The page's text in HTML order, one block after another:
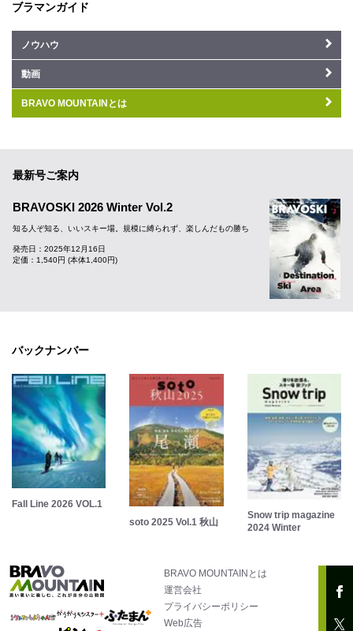
ブラマンガイド
ノウハウ
動画
BRAVO MOUNTAINとは
最新号ご案内
BRAVOSKI 2026 Winter Vol.2
知る人ぞ知る、いいスキー場。規模に縛られず、楽しんだもの勝ち
発売日：2025年12月16日
定価：1,540円 (本体1,400円)
バックナンバー
Fall Line 2026 VOL.1
soto 2025 Vol.1 秋山
Snow trip magazine
2024 Winter
BRAVO MOUNTAINとは
運営会社
プライバシーポリシー
Web広告